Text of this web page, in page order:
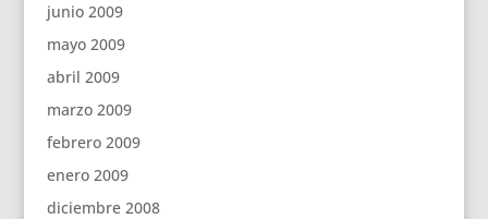
junio 2009
mayo 2009
abril 2009
marzo 2009
febrero 2009
enero 2009
diciembre 2008